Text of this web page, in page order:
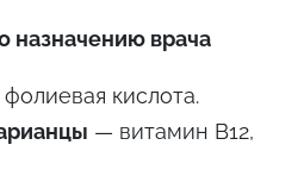
назначению врача
кислота.
— витамин B12,